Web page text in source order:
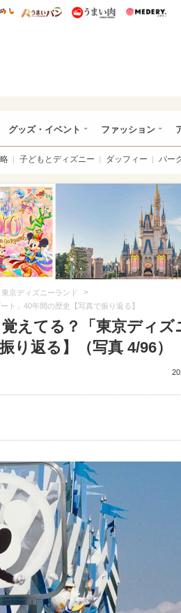
ズニー特集
うまいめし うまいパン うまい肉
グッズ・イベント ファッション
子どもとディズニー ダッフィー パー
東京ディズニーランド >
ト」40年間の歴史【写真で振り返る】
えてる？「東京ディズ
り返る】（写真 4/96）